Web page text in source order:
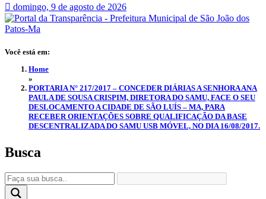
domingo, 9 de agosto de 2026
Você está em:
Home
»
PORTARIA N° 217/2017 – CONCEDER DIÁRIAS A SENHORA ANA
PAULA DE SOUSA CRISPIM, DIRETORA DO SAMU, FACE O SEU
DESLOCAMENTO A CIDADE DE SÃO LUÍS – MA, PARA
RECEBER ORIENTAÇÕES SOBRE QUALIFICAÇÃO DA BASE
DESCENTRALIZADA DO SAMU USB MÓVEL, NO DIA 16/08/2017.
Busca